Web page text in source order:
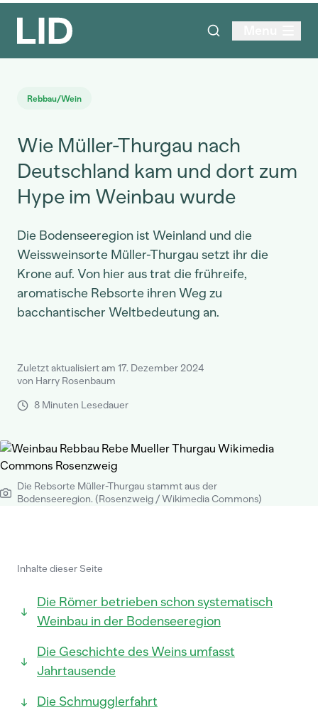
Rebbau/Wein
Wie Müller-Thurgau nach
Deutschland kam und dort zum
Hype im Weinbau wurde
Die Bodenseeregion ist Weinland und die
Weissweinsorte Müller-Thurgau setzt ihr die
Krone auf. Von hier aus trat die frühreife,
aromatische Rebsorte ihren Weg zu
bacchantischer Weltbedeutung an.
Zuletzt aktualisiert am 17. Dezember 2024
von Harry Rosenbaum
8 Minuten Lesedauer
Die Rebsorte Müller-Thurgau stammt aus der
Bodenseeregion. (Rosenzweig / Wikimedia Commons)
Inhalte dieser Seite
Die Römer betrieben schon systematisch
Weinbau in der Bodenseeregion
Die Geschichte des Weins umfasst
Jahrtausende
Die Schmugglerfahrt